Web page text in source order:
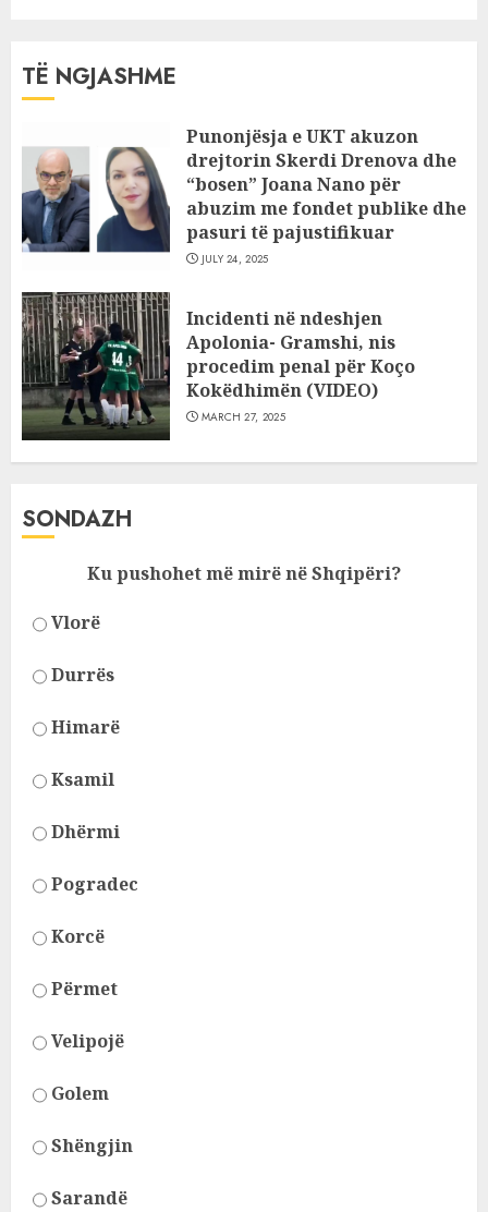
TË NGJASHME
Punonjësja e UKT akuzon
drejtorin Skerdi Drenova dhe
“bosen” Joana Nano për
abuzim me fondet publike dhe
pasuri të pajustifikuar
JULY 24, 2025
Incidenti në ndeshjen
Apolonia- Gramshi, nis
procedim penal për Koço
Kokëdhimën (VIDEO)
MARCH 27, 2025
SONDAZH
Ku pushohet më mirë në Shqipëri?
Vlorë
Durrës
Himarë
Ksamil
Dhërmi
Pogradec
Korcë
Përmet
Velipojë
Golem
Shëngjin
Sarandë